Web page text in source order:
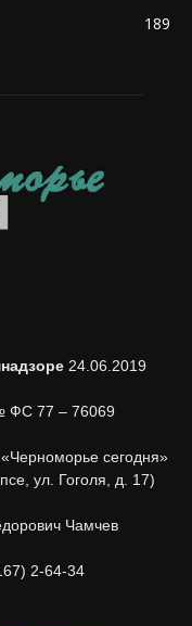
189
24.06.2019
ФС 77 – 76069
сегодня»
ул. Гоголя, д. 17)
Чамчев
2-64-34